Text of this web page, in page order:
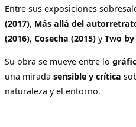
Entre sus exposiciones
(2017), Más allá del
(2016), Cosecha (2015) yTwo by
Su obra se mueve entre lo
una mirada sensible y crítica
naturaleza y el entorno.